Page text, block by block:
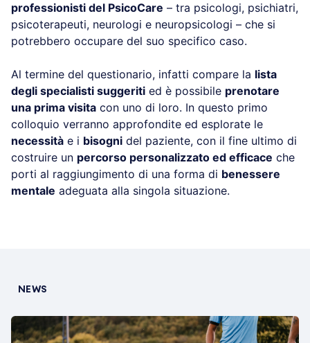
professionisti del PsicoCare – tra psicologi, psichiatri,
psicoterapeuti, neurologi e neuropsicologi – che si
potrebbero occupare del suo specifico caso.
Al termine del questionario, infatti compare la lista
degli specialisti suggeriti ed è possibile prenotare
una prima visita con uno di loro. In questo primo
colloquio verranno approfondite ed esplorate le
necessità e i bisogni del paziente, con il fine ultimo di
costruire un percorso personalizzato ed efficace che
porti al raggiungimento di una forma di benessere
mentale adeguata alla singola situazione.
NEWS